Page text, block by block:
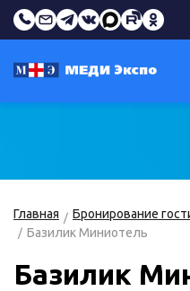
Главная Бронирование
Базилик Миниотель
Базилик